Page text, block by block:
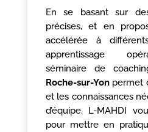
En se basant sur
précises, et en
accélérée à
apprentissage
séminaire de
Roche-sur-Yonpermet
et les connaissances
d’équipe. L-MAHDI
pour mettre en